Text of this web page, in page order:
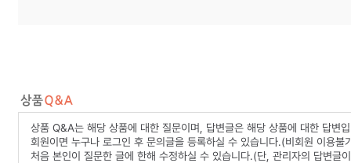
상품 Q&A는 해당 상품에 대한 질문이며, 답변글은 해당 상품에 대한 답변
회원이면 누구나 로그인 후 문의글을 등록하실 수 있습니다.(비회원 이용불
처음 본인이 질문한 글에 한해 수정하실 수 있습니다.(단, 관리자의 답변글